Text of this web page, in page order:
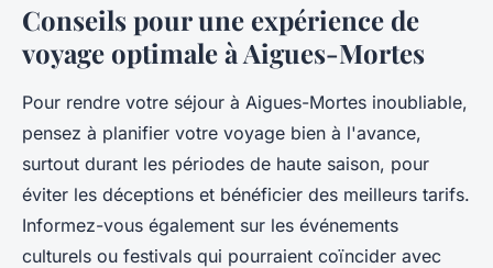
Conseils pour une expérience de
voyage optimale à Aigues-Mortes
Pour rendre votre séjour à Aigues-Mortes inoubliable,
pensez à planifier votre voyage bien à l'avance,
surtout durant les périodes de haute saison, pour
éviter les déceptions et bénéficier des meilleurs tarifs.
Informez-vous également sur les événements
culturels ou festivals qui pourraient coïncider avec